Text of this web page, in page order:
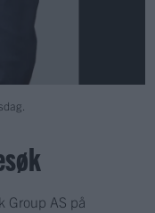
Group AS på